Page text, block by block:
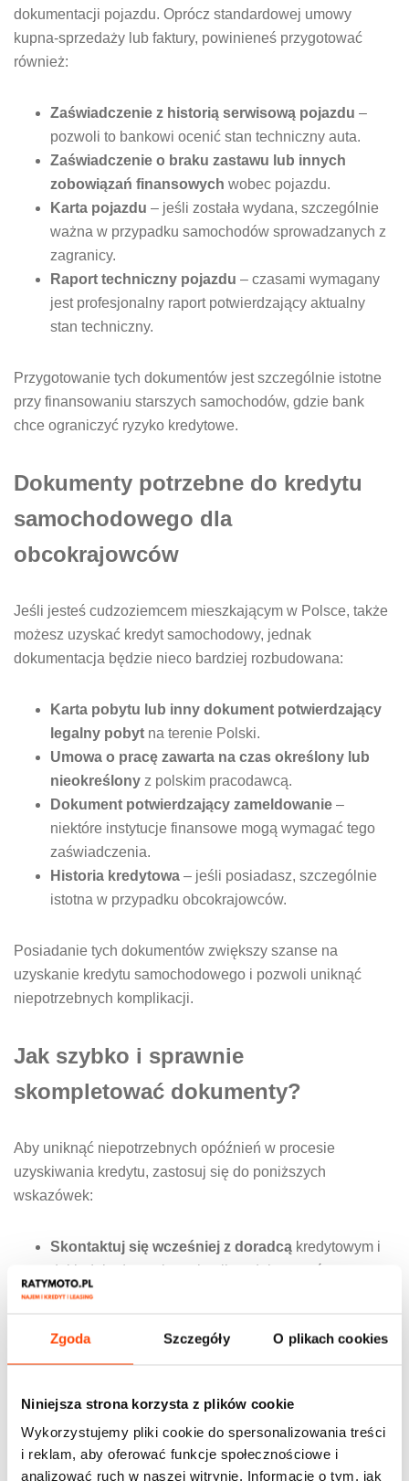
Zgoda Szczegóły O plikach cookies
Niniejsza strona korzysta z plików cookie
Wykorzystujemy pliki cookie do spersonalizowania treści
i reklam, aby oferować funkcje społecznościowe i
analizować ruch w naszej witrynie. Informacje o tym, jak
dokumentacji pojazdu. Oprócz standardowej umowy
kupna-sprzedaży lub faktury, powinieneś przygotować
również:
Zaświadczenie z historią serwisową pojazdu –
pozwoli to bankowi ocenić stan techniczny auta.
Zaświadczenie o braku zastawu lub innych
zobowiązań finansowych wobec pojazdu.
Karta pojazdu – jeśli została wydana, szczególnie
ważna w przypadku samochodów sprowadzanych z
zagranicy.
Raport techniczny pojazdu – czasami wymagany
jest profesjonalny raport potwierdzający aktualny
stan techniczny.
Przygotowanie tych dokumentów jest szczególnie istotne
przy finansowaniu starszych samochodów, gdzie bank
chce ograniczyć ryzyko kredytowe.
Dokumenty potrzebne do kredytu
samochodowego dla
obcokrajowców
Jeśli jesteś cudzoziemcem mieszkającym w Polsce, także
możesz uzyskać kredyt samochodowy, jednak
dokumentacja będzie nieco bardziej rozbudowana:
Karta pobytu lub inny dokument potwierdzający
legalny pobyt na terenie Polski.
Umowa o pracę zawarta na czas określony lub
nieokreślony z polskim pracodawcą.
Dokument potwierdzający zameldowanie –
niektóre instytucje finansowe mogą wymagać tego
zaświadczenia.
Historia kredytowa – jeśli posiadasz, szczególnie
istotna w przypadku obcokrajowców.
Posiadanie tych dokumentów zwiększy szanse na
uzyskanie kredytu samochodowego i pozwoli uniknąć
niepotrzebnych komplikacji.
Jak szybko i sprawnie
skompletować dokumenty?
Aby uniknąć niepotrzebnych opóźnień w procesie
uzyskiwania kredytu, zastosuj się do poniższych
wskazówek:
Skontaktuj się wcześniej z doradcą kredytowym i
dokładnie dopytaj o pełną listę dokumentów.
Zgromadź dokumenty odpowiednio wcześnie
urzędów lub od pracodawcy.
Przygotuj kompletne i uporządkowane
dokumentacji, bo może to opóźnić proces akceptacji
wniosku.